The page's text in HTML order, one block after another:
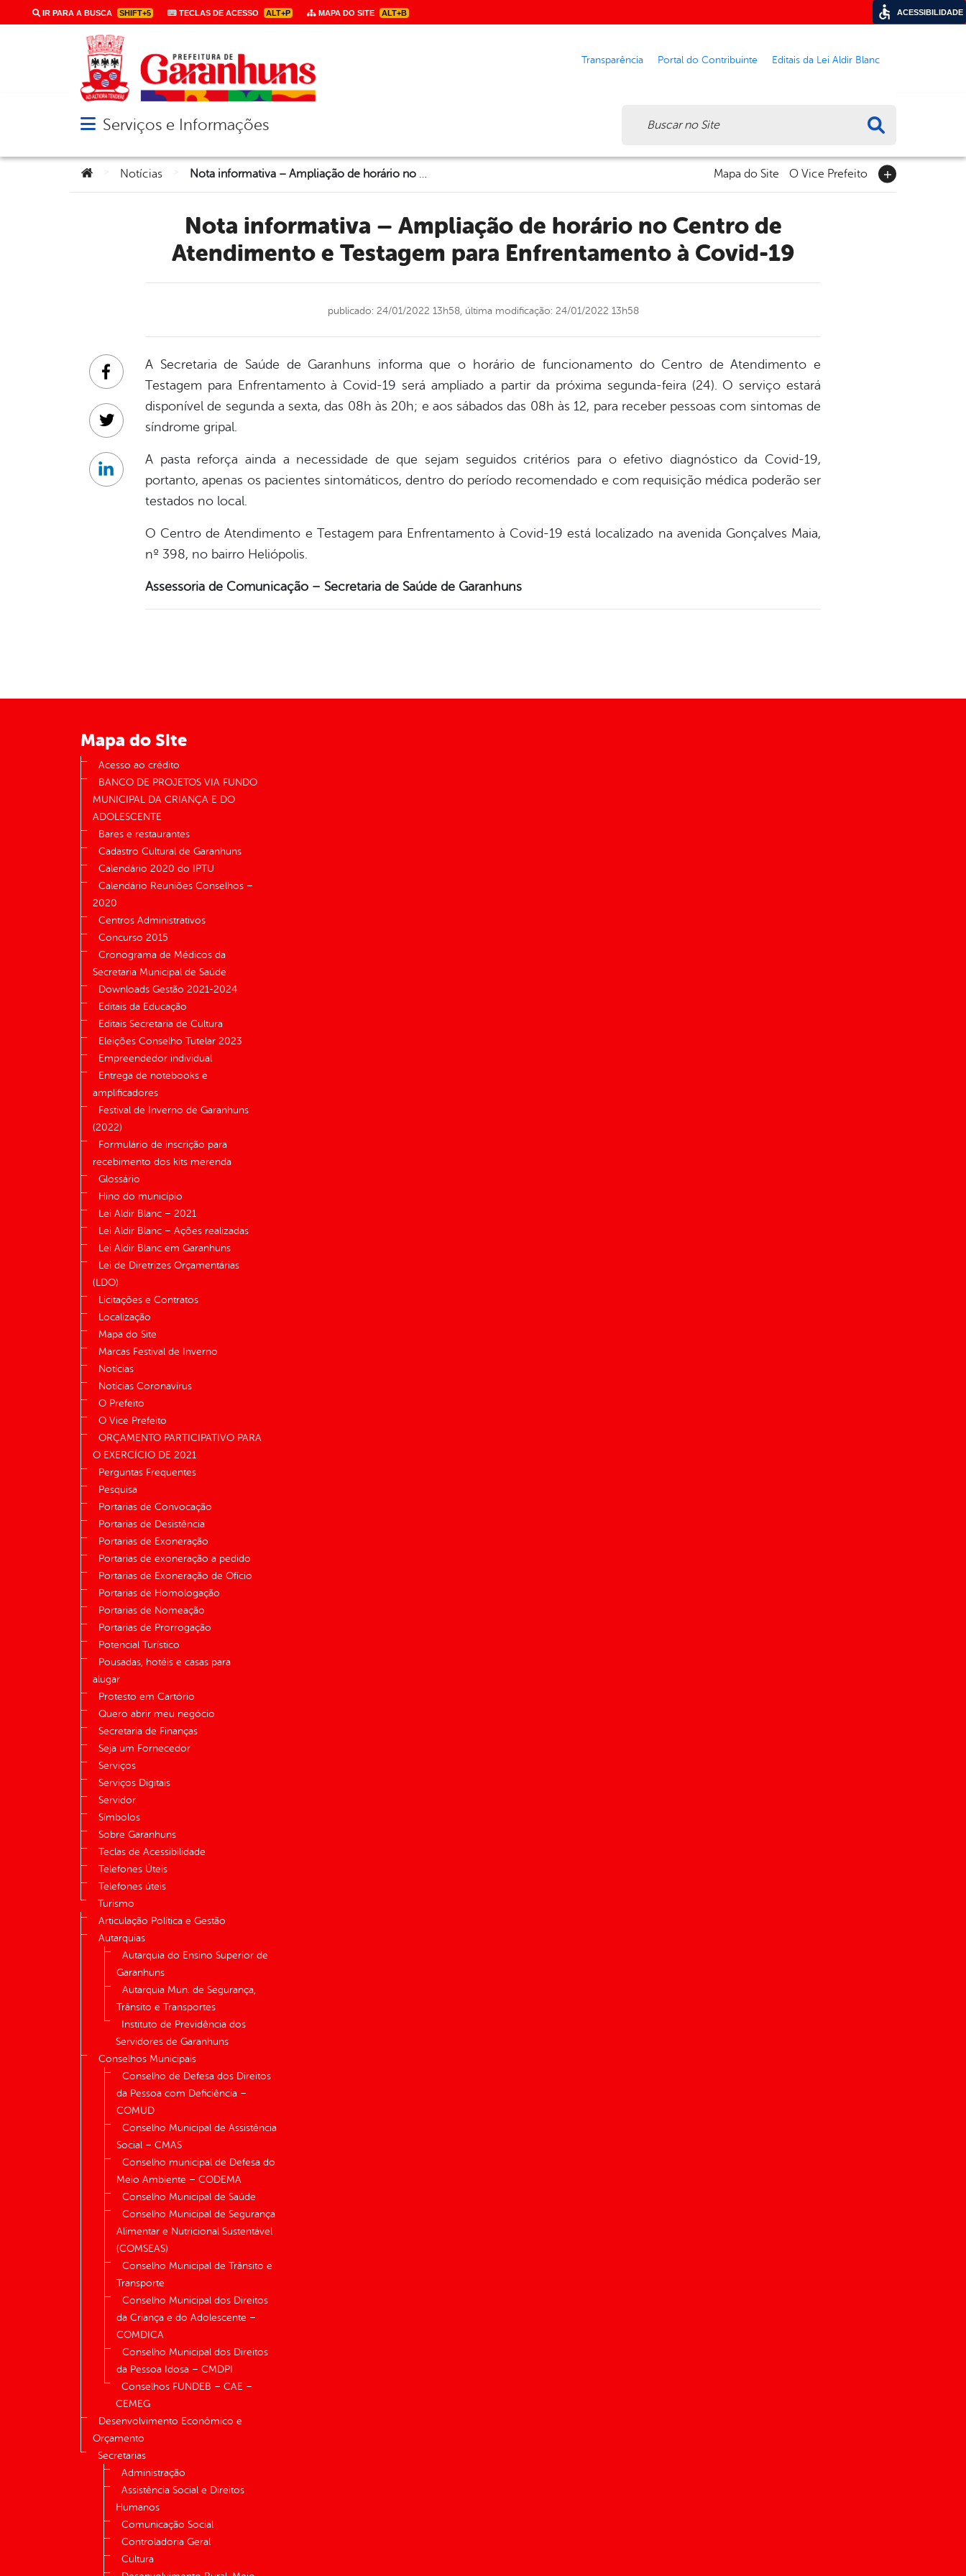
IR PARA A BUSCA SHIFT+5 TECLAS DE ACESSO ALT+P MAPA DO SITE ALT+B
Transparência Portal do Contribuinte Editais da Lei Aldir Blanc
Abrir menu principal de navegação
Serviços e Informações
Você está aqui:
Notícias Nota informativa – Ampliação de horário no Centro de Atendimento e Testagem para Enfrentamento à Covid-19 Mapa do Site O Vice Prefeito
Nota informativa – Ampliação de horário no Centro de
Atendimento e Testagem para Enfrentamento à Covid-19
publicado: 24/01/2022 13h58, última modificação: 24/01/2022 13h58
A Secretaria de Saúde de Garanhuns informa que o horário de funcionamento do Centro de Atendimento e
Testagem para Enfrentamento à Covid-19 será ampliado a partir da próxima segunda-feira (24). O serviço estará
disponível de segunda a sexta, das 08h às 20h; e aos sábados das 08h às 12, para receber pessoas com sintomas de
síndrome gripal.
A pasta reforça ainda a necessidade de que sejam seguidos critérios para o efetivo diagnóstico da Covid-19,
portanto, apenas os pacientes sintomáticos, dentro do período recomendado e com requisição médica poderão ser
testados no local.
O Centro de Atendimento e Testagem para Enfrentamento à Covid-19 está localizado na avenida Gonçalves Maia,
nº 398, no bairro Heliópolis.
Assessoria de Comunicação – Secretaria de Saúde de Garanhuns
Facebook
Twitter
Linkedin
Mapa do Site
Acesso ao crédito
BANCO DE PROJETOS VIA FUNDO
MUNICIPAL DA CRIANÇA E DO
ADOLESCENTE
Bares e restaurantes
Cadastro Cultural de Garanhuns
Calendário 2020 do IPTU
Calendário Reuniões Conselhos –
2020
Centros Administrativos
Concurso 2015
Cronograma de Médicos da
Secretaria Municipal de Saúde
Downloads Gestão 2021-2024
Editais da Educação
Editais Secretaria de Cultura
Eleições Conselho Tutelar 2023
Empreendedor individual
Entrega de notebooks e
amplificadores
Festival de Inverno de Garanhuns
(2022)
Formulário de inscrição para
recebimento dos kits merenda
Glossário
Hino do município
Lei Aldir Blanc – 2021
Lei Aldir Blanc – Ações realizadas
Lei Aldir Blanc em Garanhuns
Lei de Diretrizes Orçamentárias
(LDO)
Licitações e Contratos
Localização
Mapa do Site
Marcas Festival de Inverno
Notícias
Notícias Coronavírus
O Prefeito
O Vice Prefeito
ORÇAMENTO PARTICIPATIVO PARA
O EXERCÍCIO DE 2021
Perguntas Frequentes
Pesquisa
Portarias de Convocação
Portarias de Desistência
Portarias de Exoneração
Portarias de exoneração a pedido
Portarias de Exoneração de Ofício
Portarias de Homologação
Portarias de Nomeação
Portarias de Prorrogação
Potencial Turístico
Pousadas, hotéis e casas para
alugar
Protesto em Cartório
Quero abrir meu negócio
Secretaria de Finanças
Seja um Fornecedor
Serviços
Serviços Digitais
Servidor
Símbolos
Sobre Garanhuns
Teclas de Acessibilidade
Telefones Úteis
Telefones úteis
Turismo
Articulação Política e Gestão
Autarquias
Autarquia do Ensino Superior de
Garanhuns
Autarquia Mun. de Segurança,
Trânsito e Transportes
Instituto de Previdência dos
Servidores de Garanhuns
Conselhos Municipais
Conselho de Defesa dos Direitos
da Pessoa com Deficiência –
COMUD
Conselho Municipal de Assistência
Social – CMAS
Conselho municipal de Defesa do
Meio Ambiente – CODEMA
Conselho Municipal de Saúde
Conselho Municipal de Segurança
Alimentar e Nutricional Sustentável
(COMSEAS)
Conselho Municipal de Trânsito e
Transporte
Conselho Municipal dos Direitos
da Criança e do Adolescente –
COMDICA
Conselho Municipal dos Direitos
da Pessoa Idosa – CMDPI
Conselhos FUNDEB – CAE –
CEMEG
Desenvolvimento Econômico e
Orçamento
Secretarias
Administração
Assistência Social e Direitos
Humanos
Comunicação Social
Controladoria Geral
Cultura
ACESSIBILIDADE